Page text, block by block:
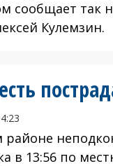
сообщает так
Кулемзин.
районе
в 13:56 по